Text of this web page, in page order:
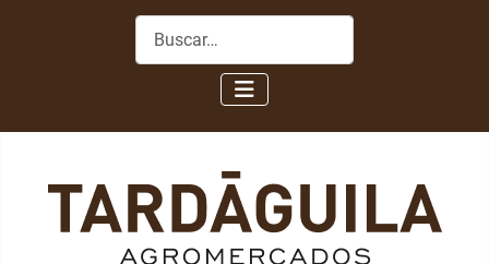
Buscar